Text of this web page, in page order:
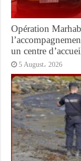
Opération
un centre
5 August، 2026